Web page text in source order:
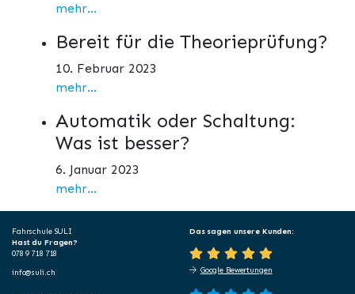
mehr...
Bereit für die Theorieprüfung?
10. Februar 2023
mehr...
Automatik oder Schaltung:
Was ist besser?
6. Januar 2023
mehr...
Fahrschule SULI
Hast du Fragen?
078 9 718 718
info@suli.ch
Das sagen unsere Kunden:
Google Bewertungen